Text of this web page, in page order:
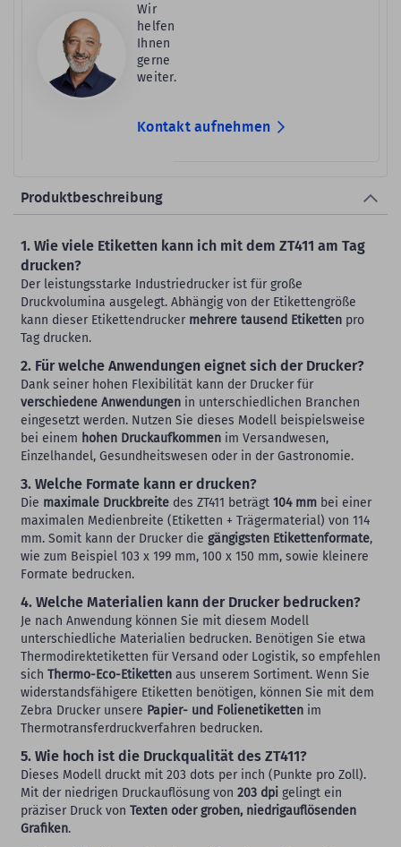
Wir
helfen
Ihnen
gerne
weiter.
Kontakt aufnehmen
Produktbeschreibung
1. Wie viele Etiketten kann ich mit dem ZT411 am Tag
drucken?
Der leistungsstarke Industriedrucker ist für große
Druckvolumina ausgelegt. Abhängig von der Etikettengröße
kann dieser Etikettendrucker mehrere tausend Etiketten pro
Tag drucken.
2. Für welche Anwendungen eignet sich der Drucker?
Dank seiner hohen Flexibilität kann der Drucker für
verschiedene Anwendungen in unterschiedlichen Branchen
eingesetzt werden. Nutzen Sie dieses Modell beispielsweise
bei einem hohen Druckaufkommen im Versandwesen,
Einzelhandel, Gesundheitswesen oder in der Gastronomie.
3. Welche Formate kann er drucken?
Die maximale Druckbreite des ZT411 beträgt 104 mm bei einer
maximalen Medienbreite (Etiketten + Trägermaterial) von 114
mm. Somit kann der Drucker die gängigsten Etikettenformate,
wie zum Beispiel 103 x 199 mm, 100 x 150 mm, sowie kleinere
Formate bedrucken.
4. Welche Materialien kann der Drucker bedrucken?
Je nach Anwendung können Sie mit diesem Modell
unterschiedliche Materialien bedrucken. Benötigen Sie etwa
Thermodirektetiketten für Versand oder Logistik, so empfehlen
sich Thermo-Eco-Etiketten aus unserem Sortiment. Wenn Sie
widerstandsfähigere Etiketten benötigen, können Sie mit dem
Zebra Drucker unsere Papier- und Folienetiketten im
Thermotransferdruckverfahren bedrucken.
5. Wie hoch ist die Druckqualität des ZT411?
Dieses Modell druckt mit 203 dots per inch (Punkte pro Zoll).
Mit der niedrigen Druckauflösung von 203 dpi gelingt ein
präziser Druck von Texten oder groben, niedrigauflösenden
Grafiken.